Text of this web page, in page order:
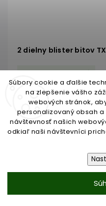
Súbory cookie a ďalšie
na zlepšenie vášho
webových stránok,
personalizovaný obsah
návštevnosť našich
odkiaľ naši návštevníci
2 dielny blister bitov
Skladom do 3 dní
€1,06 bez DPH
€1,30/ KS
Načítať